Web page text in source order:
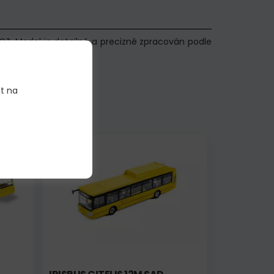
Model je detailně a precizně zpracován podle
na